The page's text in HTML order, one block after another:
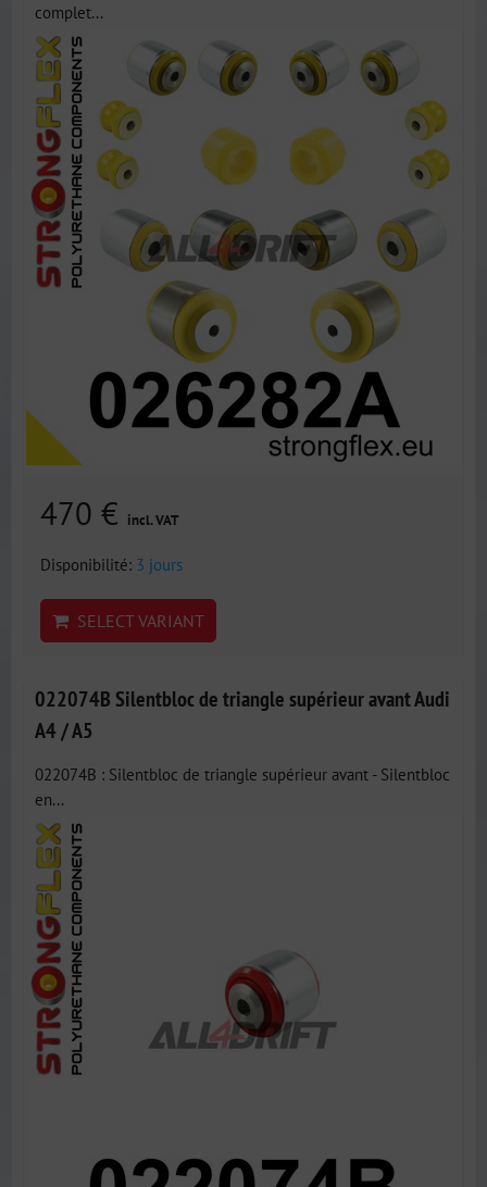
complet...
470 € incl. VAT
Disponibilité: 3 jours
SELECT VARIANT
022074B Silentbloc de triangle supérieur avant Audi
A4 / A5
022074B : Silentbloc de triangle supérieur avant - Silentbloc
en...